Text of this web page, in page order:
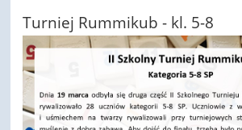
Turniej Rummikub - kl. 5-8